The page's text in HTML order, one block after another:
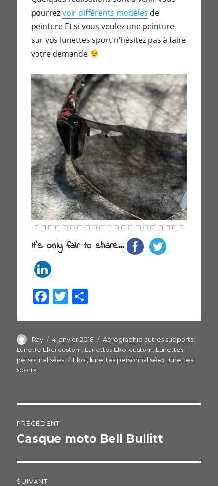
pourrezvoir différents modèles de
peinture Et si vous voulez une peinture
sur vos lunettes sport n’hésitez pas à faire
votre demande
It's only fair to share...
F
c
e
b
k
T
itt
er
ta
g
er
Auteur
Ray
Publié
le
4 janvier 2018 Catégories
Aérographie autres supports
Lunette Ekoï custom Lunettes Ekoï custom Lunettes
personnalisées
Étiquettes
Ekoi lunettes personnalisées lunettes
sports
de
PRÉCÉDENT
Publication
Casque moto Bell Bullitt
SUIVANT